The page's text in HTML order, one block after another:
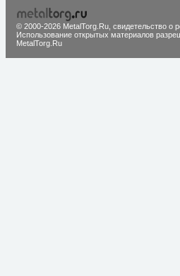
© 2000-2026 MetalTorg.Ru, cвидетельство
Использование открытых материалов
MetalTorg.Ru